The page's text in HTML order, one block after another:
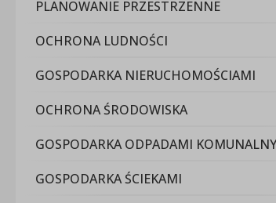
PLANOWANIE PRZESTRZENNE
OCHRONA LUDNOŚCI
GOSPODARKA NIERUCHOMOŚCIAMI
OCHRONA ŚRODOWISKA
GOSPODARKA ODPADAMI
GOSPODARKA ŚCIEKAMI